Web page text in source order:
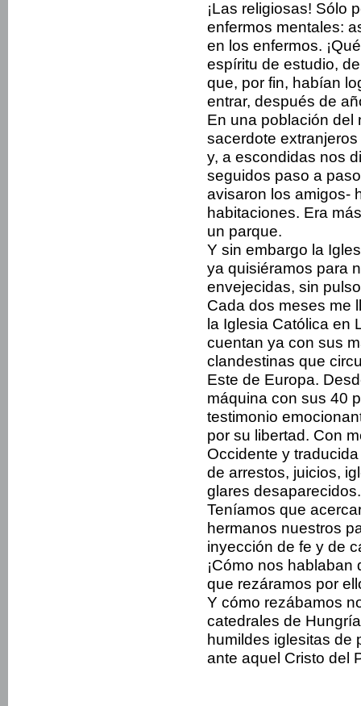
¡Las religiosas! Sólo
enfermos mentales:
en los enfer­mos.
espíritu de estudio,
que, por fin, habían
entrar, después de
En una población del
sacerdote
y, a escondidas nos
seguidos paso a
avisaron los amigos-
habitaciones. Era
un parque.
Y sin embargo la
ya quisiéramos para
envejecidas, sin
Cada dos meses me
la Iglesia Católica en
cuentan ya con sus
clandestinas que
Este de Europa.
máquina con sus 40
testimonio
por su libertad. Con
Occidente y
de arrestos, juicios,
glares
Teníamos que
hermanos nuestros
inyección de fe y de
¡Cómo nos
que rezáramos por
Y cómo rezábamos
catedrales de
humildes iglesitas de
ante aquel Cristo del